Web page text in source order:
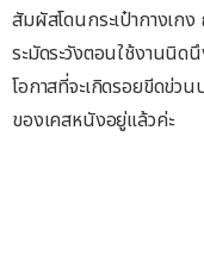
สัมผัสโดนกระเป๋ากางเก
ระมัดระวังตอนใช้งานนิด
โอกาสที่จะเกิดรอยขีดข่ว
ของเคสหนังอยู่แล้วค่ะ